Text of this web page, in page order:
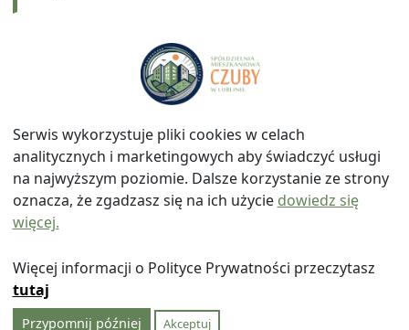
ul. Watykańska 6, 20-538 Lublin
Telefon: 814641700 E-mail: info@smczuby.pl
© 2026
Serwis wykorzystuje pliki cookies w celach
analitycznych i marketingowych aby świadczyć usługi
na najwyższym poziomie. Dalsze korzystanie ze strony
oznacza, że zgadzasz się na ich użycie dowiedz się
więcej.
Więcej informacji o Polityce Prywatności przeczytasz
tutaj
Przypomnij później Akceptuj